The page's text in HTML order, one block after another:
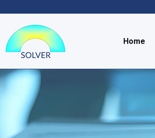
Home